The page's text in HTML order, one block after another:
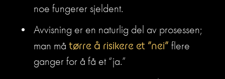
noe fungerer sjeldent.
Avvisning er en naturlig del av prosessen;
man må tørre å risikere et “nei” flere
ganger for å få et “ja.”